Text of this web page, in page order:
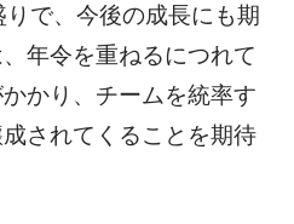
で、今後の成長にも期
年令を重ねるにつれて
かり、チームを統率す
されてくることを期待